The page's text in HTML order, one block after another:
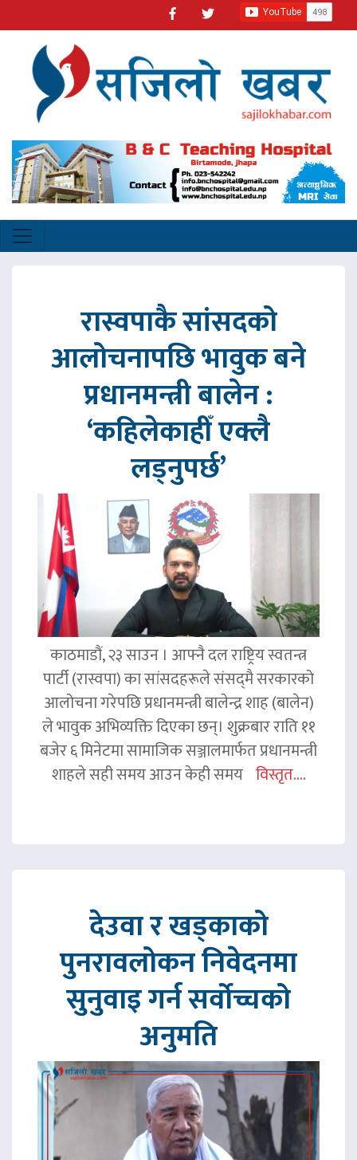
रास्वपाकै सांसदको
आलोचनापछि भावुक बने
प्रधानमन्त्री बालेन :
‘कहिलेकाहीँ एक्लै
लड्नुपर्छ’
काठमाडौं, २३ साउन । आफ्नै दल राष्ट्रिय स्वतन्त्र
पार्टी (रास्वपा) का सांसदहरूले संसद्‌मै सरकारको
आलोचना गरेपछि प्रधानमन्त्री बालेन्द्र शाह (बालेन)
ले भावुक अभिव्यक्ति दिएका छन्। शुक्रबार राति ११
बजेर ६ मिनेटमा सामाजिक सञ्जालमार्फत प्रधानमन्त्री
शाहले सही समय आउन केही समय विस्तृत....
देउवा र खड्काको
पुनरावलोकन निवेदनमा
सुनुवाइ गर्न सर्वोच्चको
अनुमति